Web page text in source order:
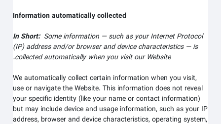
Information automatically collected
In Short:Some information — such as your Internet Protocol
(IP) address and/or browser and device characteristics — is
collected automatically when you visit ourWebsite
.
We automatically collect certain information when you visit,
use or navigate theWebsite. This information does not reveal
your specific identity (like your name or contact information)
but may include device and usage information, such as your IP
address, browser and device characteristics, operating system,